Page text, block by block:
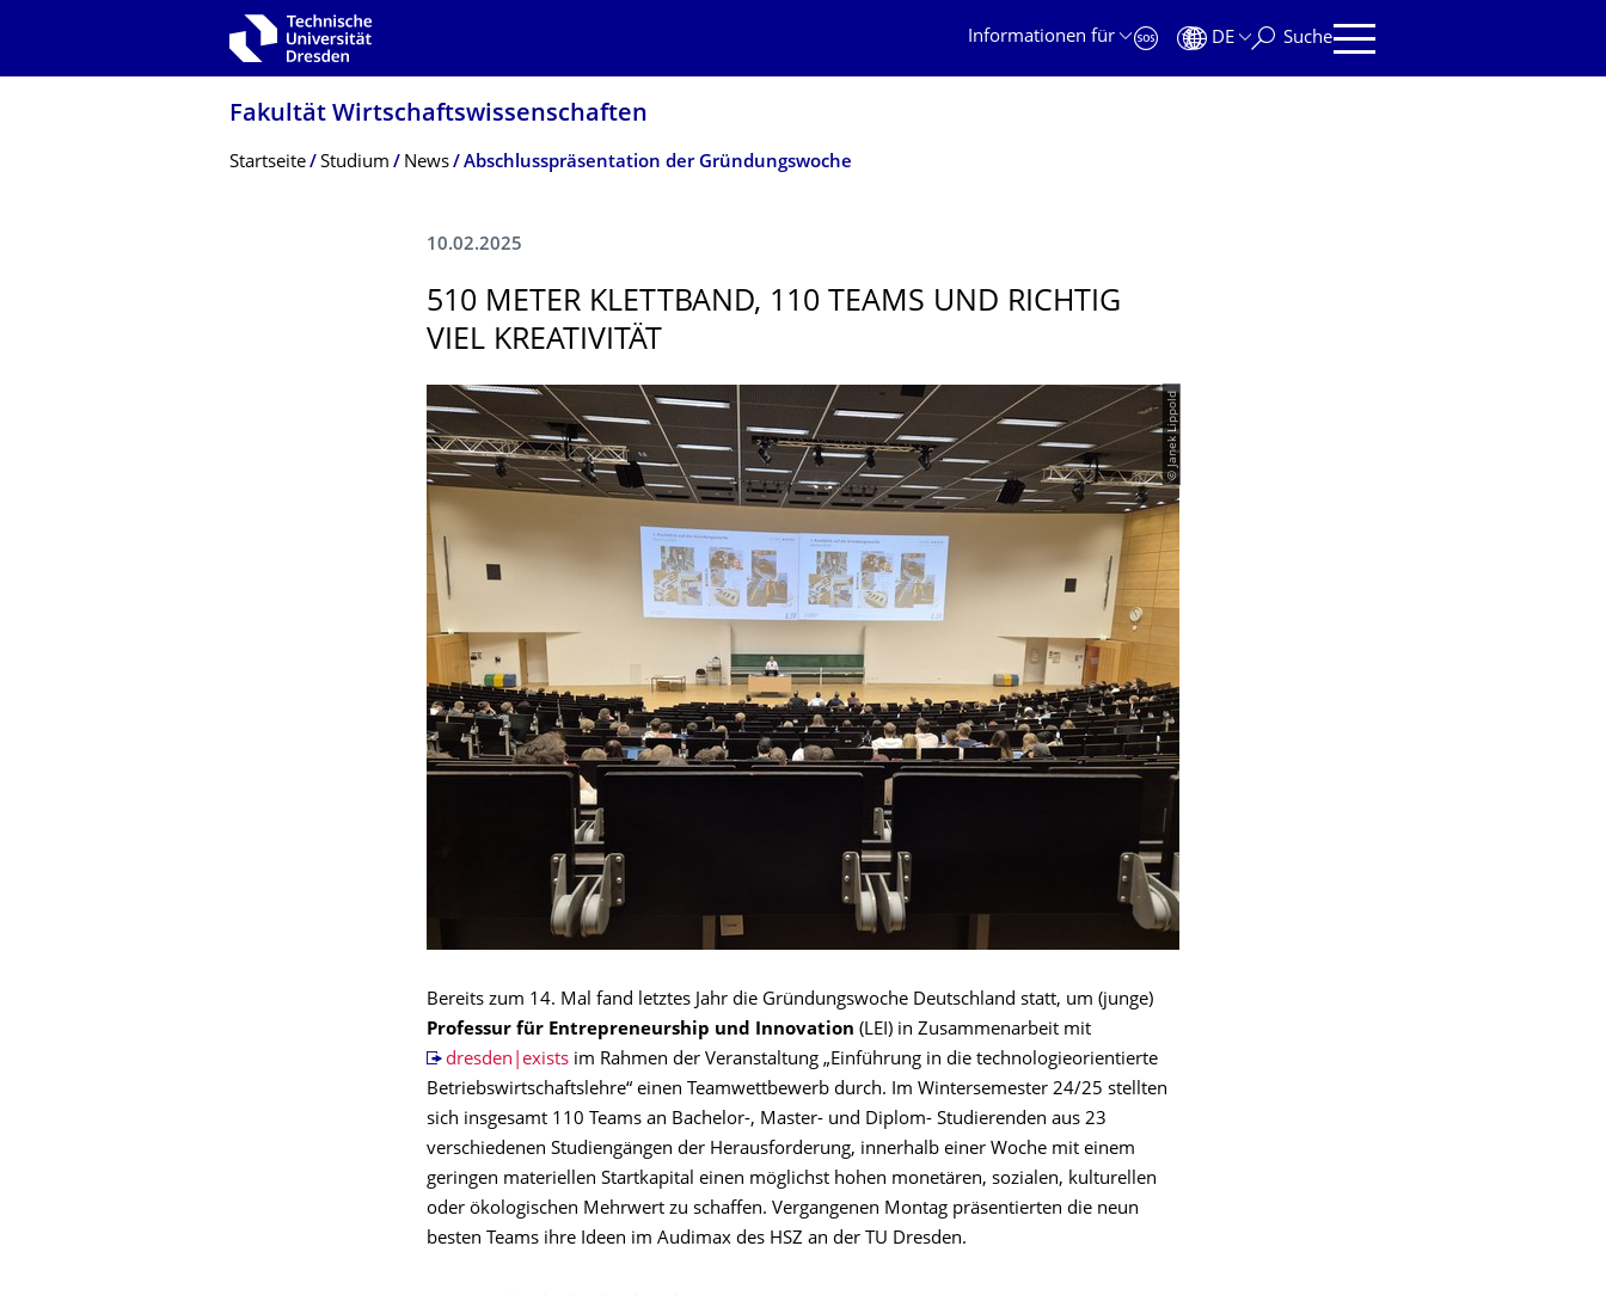
Zur Hauptnavigation springen
Informationen für
DE Suche
Fakultät Wirtschaftswissen­schaften
Breadcrumb-Menü
Startseite Studium News Abschlusspräsentation der Gründungswoche
10.02.2025
510 METER KLETTBAND, 110 TEAMS UND RICHTIG
VIEL KREATIVITÄT
© Janek Lippold
Bereits zum 14. Mal fand letztes Jahr die Gründungswoche Deutschland statt, um (junge)
Professur für Entrepreneurship und Innovation (LEI) in Zusammenarbeit mit
dresden|existsim Rahmen der Veranstaltung „Einführung in die technologieorientierte
Betriebswirtschaftslehre“ einen Teamwettbewerb durch. Im Wintersemester 24/25 stellten
sich insgesamt 110 Teams an Bachelor-, Master- und Diplom- Studierenden aus 23
verschiedenen Studiengängen der Herausforderung, innerhalb einer Woche mit einem
geringen materiellen Startkapital einen möglichst hohen monetären, sozialen, kulturellen
oder ökologischen Mehrwert zu schaffen. Vergangenen Montag präsentierten die neun
besten Teams ihre Ideen im Audimax des HSZ an der TU Dresden.